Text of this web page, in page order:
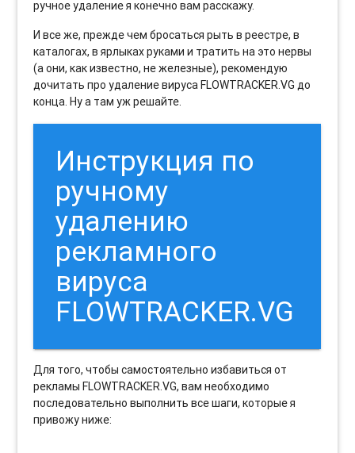
ручное удаление я конечно вам расскажу.
И все же, прежде чем бросаться рыть в реестре, в
каталогах, в ярлыках руками и тратить на это нервы
(а они, как известно, не железные), рекомендую
дочитать про удаление вируса FLOWTRACKER.VG до
конца. Ну а там уж решайте.
Инструкция по
ручному
удалению
рекламного
вируса
FLOWTRACKER.VG
Для того, чтобы самостоятельно избавиться от
рекламы FLOWTRACKER.VG, вам необходимо
последовательно выполнить все шаги, которые я
привожу ниже: